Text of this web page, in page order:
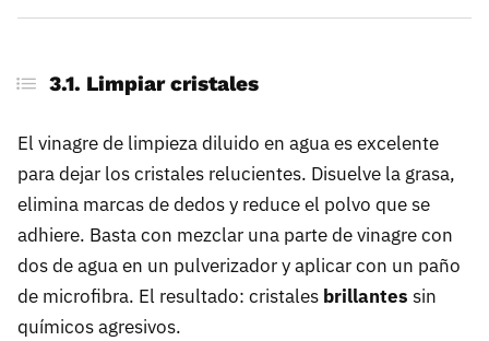
3.1. Limpiar cristales
El vinagre de limpieza diluido en agua es excelente
para dejar los cristales relucientes. Disuelve la grasa,
elimina marcas de dedos y reduce el polvo que se
adhiere. Basta con mezclar una parte de vinagre con
dos de agua en un pulverizador y aplicar con un paño
de microfibra. El resultado: cristales brillantes sin
químicos agresivos.